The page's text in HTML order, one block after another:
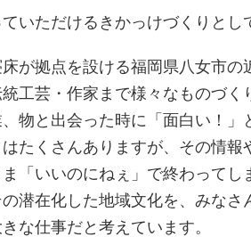
いただけるきかっけづくりとし
が拠点を設ける福岡県八女市の
工芸・作家まで様々なものづく
物と出会った時に「面白い！」
たくさんありますが、その情報
「いいのにねぇ」で終わってし
潜在化した地域文化を、みなさ
な仕事だと考えています。